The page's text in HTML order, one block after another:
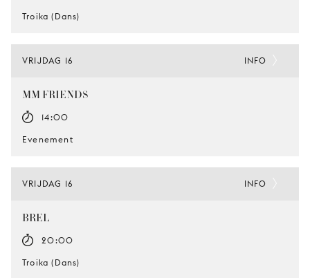
Troika (Dans)
VRIJDAG 16
MM FRIENDS
14:00
Evenement
INFO
VRIJDAG 16
BREL
20:00
Troika (Dans)
INFO